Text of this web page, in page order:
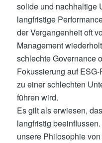
solide und nachhaltige
langfristige
der Vergangenheit oft
Management
schlechte Governance
Fokussierung auf
zu einer schlechten
führen wird.
Es gilt als erwiesen,
langfristig
unsere Philosophie